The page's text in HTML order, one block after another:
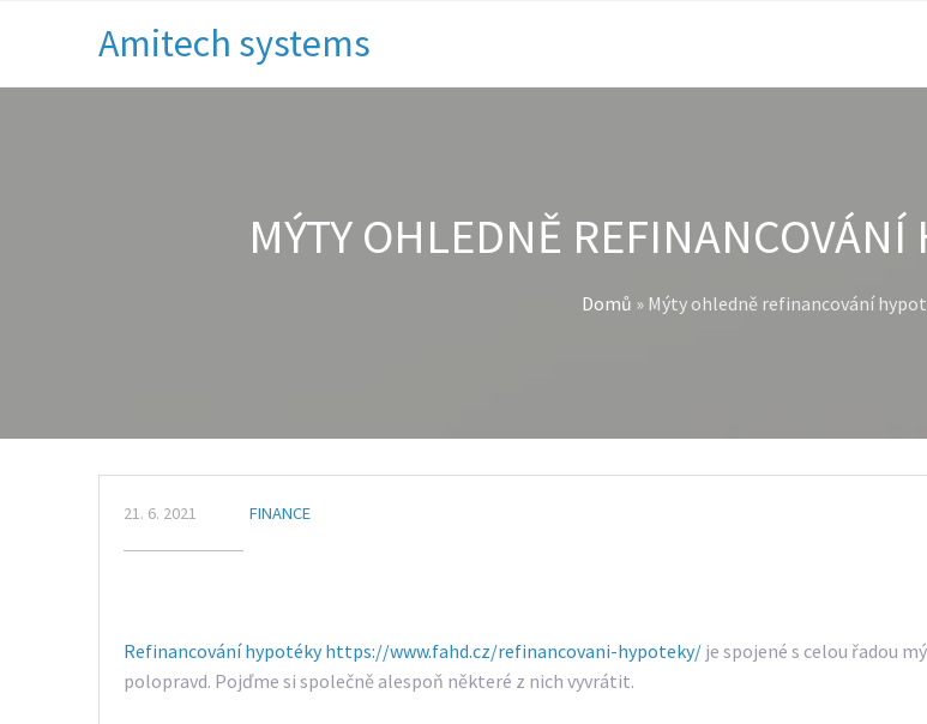
Amitech systems
MÝTY OHLEDNĚ
Domů » Mýty ohledně refinancování
21. 6. 2021 FINANCE
Refinancování hypotéky https://www.fahd.cz/refinancovani-hypoteky/ je spojené s celou řadou
polopravd. Pojďme si společně alespoň některé z nich vyvrátit.